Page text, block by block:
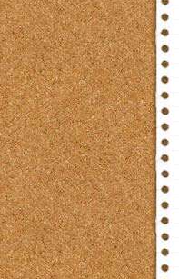
О сайте
Донат
Платное